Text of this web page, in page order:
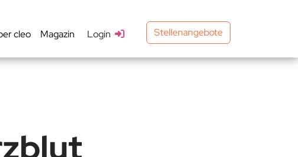
cleo Magazin Login Stellenangebote